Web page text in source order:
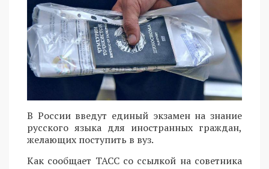
В России введут единый экзамен на знание
русского языка для иностранных граждан,
желающих поступить в вуз.
Как сообщает ТАСС со ссылкой на советника